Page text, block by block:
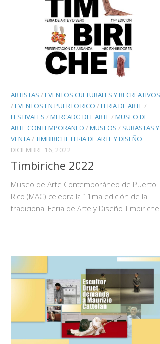
ARTISTAS /EVENTOS CULTURALES Y RECREATIVOS
/EVENTOS EN PUERTO RICO /FERIA DE ARTE /
FESTIVALES /MERCADO DEL ARTE /MUSEO DE
ARTE CONTEMPORANEO /MUSEOS / SUBASTAS Y
VENTA/TIMBIRICHE FERIA DE ARTE Y DISEÑO
DICIEMBRE 16, 2022
Timbiriche 2022
Museo de Arte Contemporáneo de Puerto
Rico (MAC) celebra la 11ma edición de la
tradicional Feria de Arte y Diseño Timbiriche.